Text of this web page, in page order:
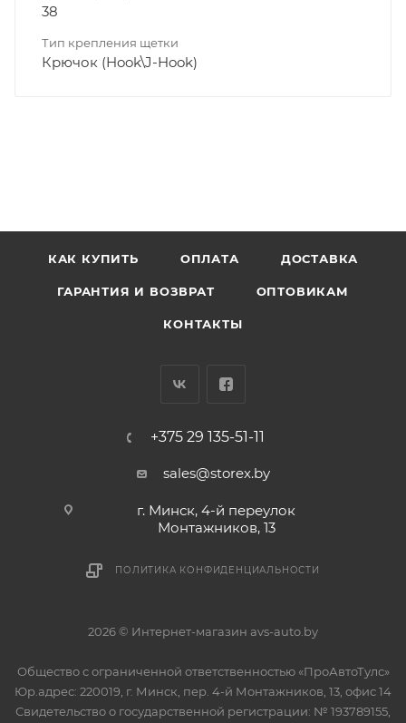
38
Тип крепления щетки
Крючок (Hook\J-Hook)
КАК КУПИТЬ ОПЛАТА ДОСТАВКА
ГАРАНТИЯ И ВОЗВРАТ ОПТОВИКАМ
КОНТАКТЫ
+375 29 135-51-11
sales@storex.by
г. Минск, 4-й переулок
Монтажников, 13
ПОЛИТИКА КОНФИДЕНЦИАЛЬНОСТИ
2026 © Интернет-магазин avs-auto.by
Общество с ограниченной ответственностью «ПроАвтоТулс»
Юр.адрес: 220019, г. Минск, пер. 4-й Монтажников, 13, офис 14
Свидетельство о государственной регистрации: № 193789155,